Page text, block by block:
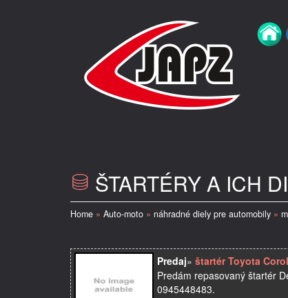
ŠTARTÉRY A ICH
Home » Auto-moto » náhradné diely pre automobily »
Predaj» štartér Toyota
Predám repasovaný štartér
0945448483.